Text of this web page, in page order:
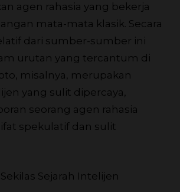
agen rahasia yang bekerja
mata-mata klasik. Secara
dari sumber-sumber ini
urutan yang tercantum di
misalnya, merupakan
yang sulit dipercaya,
seorang agen rahasia
spekulatif dan sulit
Sejarah Intelijen